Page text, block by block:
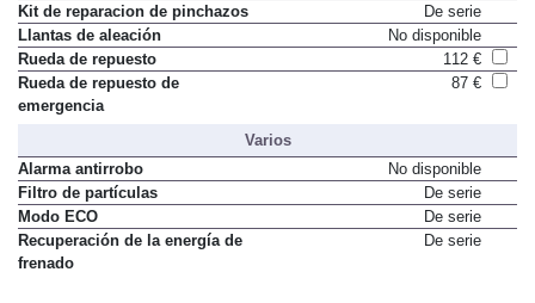
Kit de reparacion de pinchazos
De serie
Llantas de aleación
No disponible
Rueda de repuesto
112 €
Rueda de repuesto de
emergencia
87 €
Varios
Alarma antirrobo
No disponible
Filtro de partículas
De serie
Modo ECO
De serie
Recuperación de la energía de
frenado
De serie